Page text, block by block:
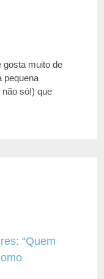
gosta muito de
pequena
só!) que
“Quem